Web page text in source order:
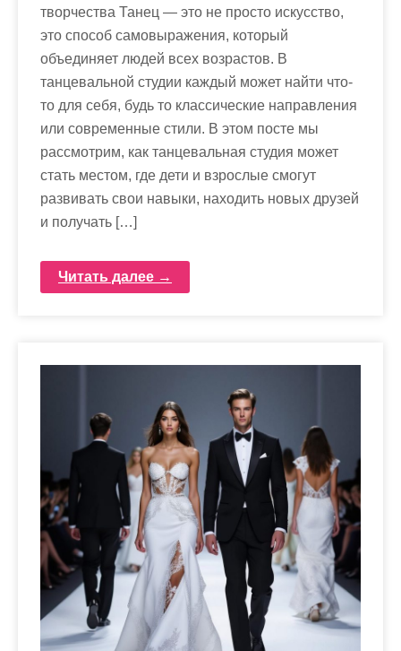
творчества Танец — это не просто искусство,
это способ самовыражения, который
объединяет людей всех возрастов. В
танцевальной студии каждый может найти что-
то для себя, будь то классические направления
или современные стили. В этом посте мы
рассмотрим, как танцевальная студия может
стать местом, где дети и взрослые смогут
развивать свои навыки, находить новых друзей
и получать […]
Читать далее →